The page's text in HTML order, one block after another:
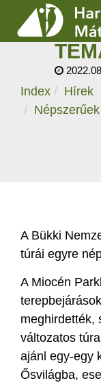
PROGRAMOK
Index
Hírek
A Bükki
túrái egyre
A Miocén
meghirdették,
változatos
ajánl egy-egy
Ősvilágba,